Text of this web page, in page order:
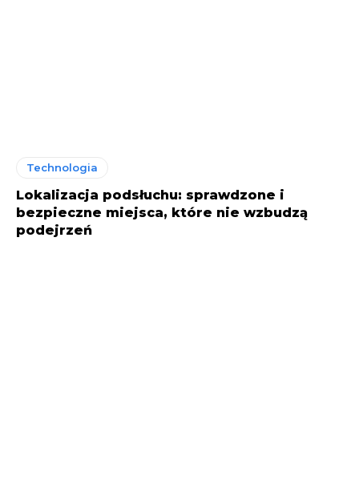
Technologia
Lokalizacja podsłuchu: sprawdzone i
bezpieczne miejsca, które nie wzbudzą
podejrzeń